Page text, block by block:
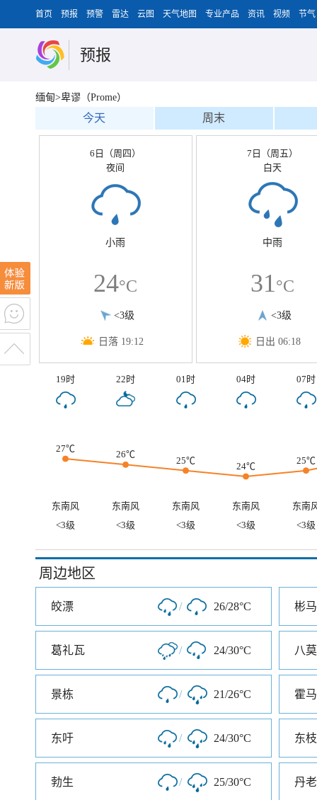
首页 预报 预警 雷达 云图 天气地图 专业产品 资讯 视频 节气
预报
缅甸>卑谬（Prome）
今天 周末
6日（周四）
夜间
小雨
24°C
<3级
日落 19:12
7日（周五）
白天
中雨
31°C
<3级
日出 06:18
19时 22时 01时 04时 07时
27℃
26℃
25℃
24℃
25℃
东南风 东南风 东南风 东南风
东南
<3级
<3级 <3级 <3级 <3级
周边地区
皎漂 / 26/28°C 彬
葛礼瓦 / 24/30°C 八莫
景栋 / 21/26°C 霍
东吁 / 24/30°C 东
勃生 / 25/30°C 丹老